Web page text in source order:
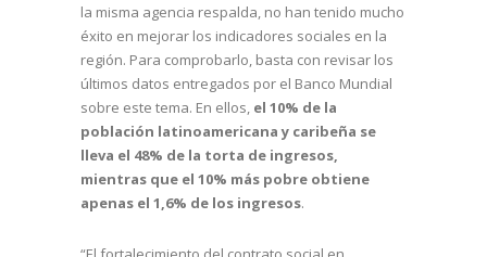
la misma agencia respalda, no han tenido mucho
éxito en mejorar los indicadores sociales en la
región. Para comprobarlo, basta con revisar los
últimos datos entregados por el Banco Mundial
sobre este tema. En ellos, el 10% de la
población latinoamericana y caribeña se
lleva el 48% de la torta de ingresos,
mientras que el 10% más pobre obtiene
apenas el 1,6% de los ingresos.